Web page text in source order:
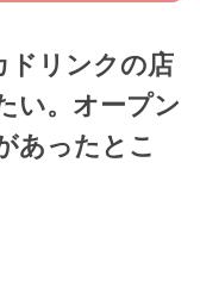
ドリンクの店
い。オープン
あったとこ